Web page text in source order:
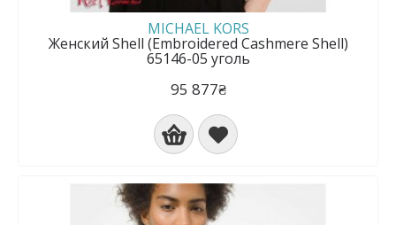
MICHAEL KORS
Женский Shell (Embroidered Cashmere Shell)
65146-05 уголь
95 877₴